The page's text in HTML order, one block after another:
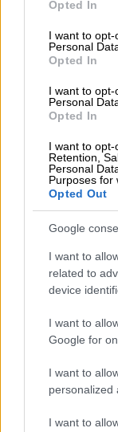
use your data for
consent section.
Opted In
I want to
Personal
Opted In
I want to
Personal
Opted In
I want to opt-
Retention,
Personal
Purposes for
Opted Out
Google
I want to
related to
device
I want to
Google for
I want to
personalized
I want to
kunskap om.
Vad är GLN-
är Inkomstår?
nödvändigt
kunna
företagets
det viktigt för
, som
och